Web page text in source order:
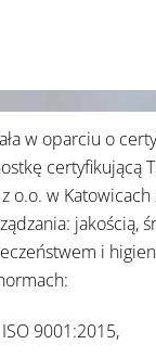
w oparciu o
certyfikującą
o.o. w
jakością,
i
9001:2015,